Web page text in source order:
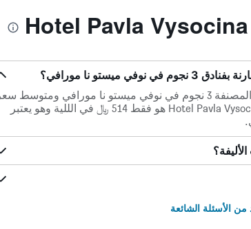
هناك فرق يبلغ 24% في متوسط ​​سعر الليلة للفنادق المصنفة 3 نجوم في نوفي ميستو نا مورافي ومتوسط
الليلة الواحدة Hotel Pavla Vysocina. السعر في Hotel Pavla Vysocina هو فقط 514 ﷼ في الللية وهو يعتبر
الأسئلة الشائعة